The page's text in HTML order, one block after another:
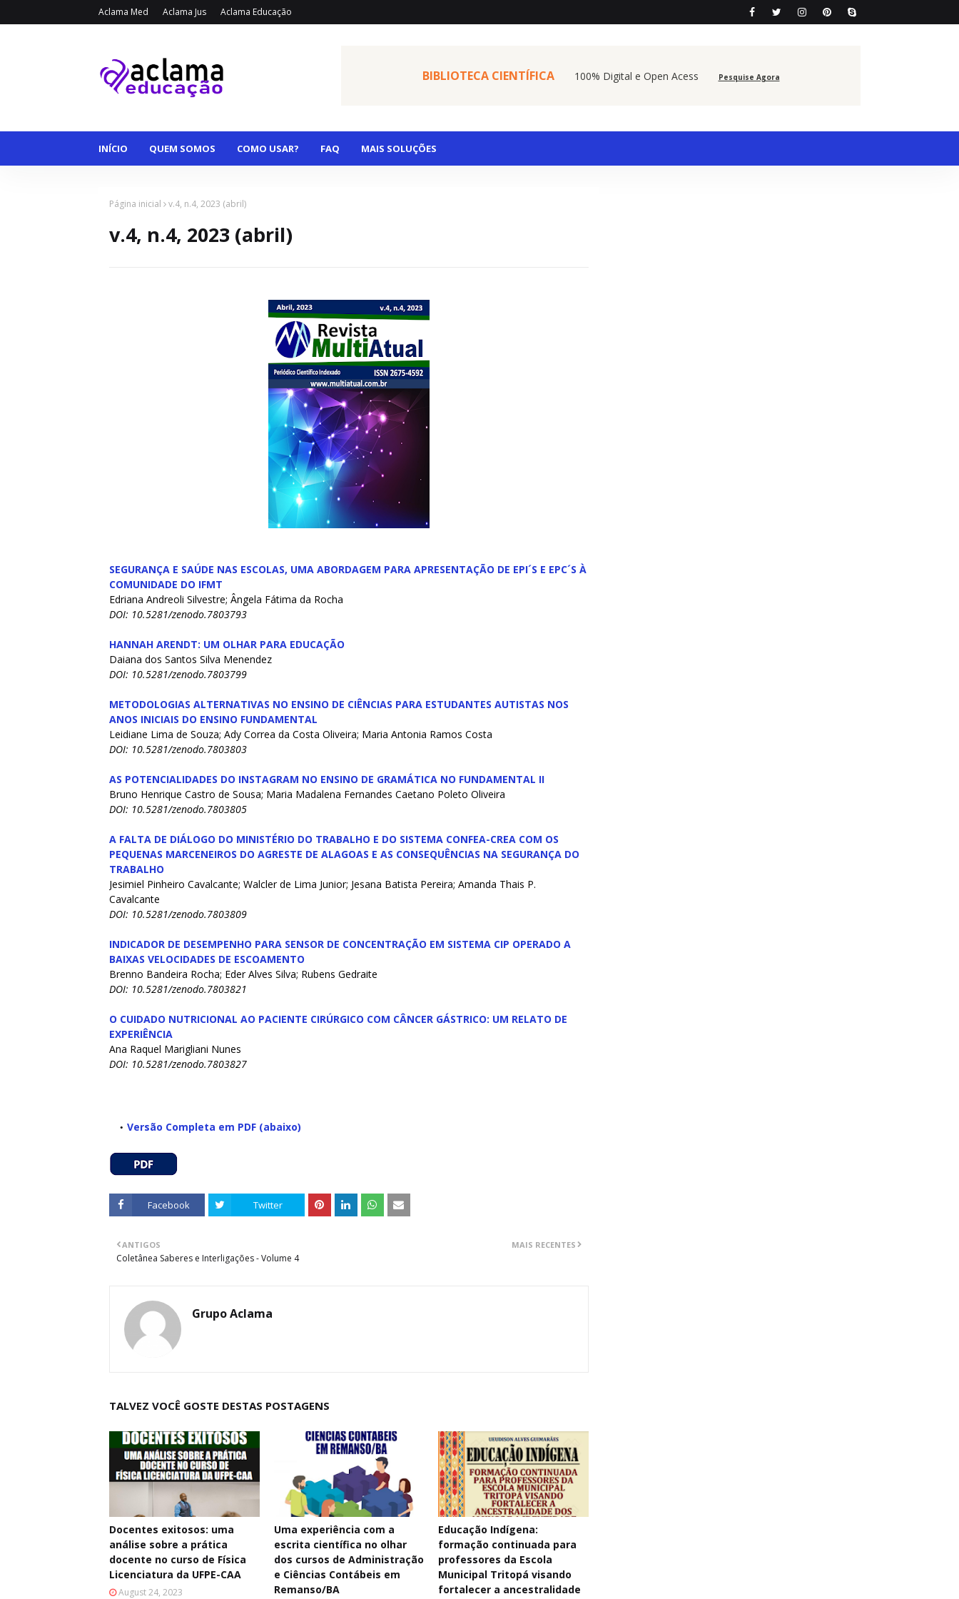
Aclama Med Aclama Jus Aclama Educação
BIBLIOTECA CIENTÍFICA 100% Digital e Open Acess Pesquise Agora
INÍCIO QUEM SOMOS COMO USAR? FAQ MAIS SOLUÇÕES
Página inicial v.4, n.4, 2023 (abril)
v.4, n.4, 2023 (abril)
SEGURANÇA E SAÚDE NAS ESCOLAS, UMA ABORDAGEM PARA APRESENTAÇÃO DE EPI´S E EPC´S À
COMUNIDADE DO IFMT
Edriana Andreoli Silvestre; Ângela Fátima da Rocha
DOI: 10.5281/zenodo.7803793
HANNAH ARENDT: UM OLHAR PARA EDUCAÇÃO
Daiana dos Santos Silva Menendez
DOI: 10.5281/zenodo.7803799
METODOLOGIAS ALTERNATIVAS NO ENSINO DE CIÊNCIAS PARA ESTUDANTES AUTISTAS NOS
ANOS INICIAIS DO ENSINO FUNDAMENTAL
Leidiane Lima de Souza; Ady Correa da Costa Oliveira; Maria Antonia Ramos Costa
DOI: 10.5281/zenodo.7803803
AS POTENCIALIDADES DO INSTAGRAM NO ENSINO DE GRAMÁTICA NO FUNDAMENTAL II
Bruno Henrique Castro de Sousa; Maria Madalena Fernandes Caetano Poleto Oliveira
DOI: 10.5281/zenodo.7803805
A FALTA DE DIÁLOGO DO MINISTÉRIO DO TRABALHO E DO SISTEMA CONFEA-CREA COM OS
PEQUENAS MARCENEIROS DO AGRESTE DE ALAGOAS E AS CONSEQUÊNCIAS NA SEGURANÇA DO
TRABALHO
Jesimiel Pinheiro Cavalcante; Walcler de Lima Junior; Jesana Batista Pereira; Amanda Thais P.
Cavalcante
DOI: 10.5281/zenodo.7803809
INDICADOR DE DESEMPENHO PARA SENSOR DE CONCENTRAÇÃO EM SISTEMA CIP OPERADO A
BAIXAS VELOCIDADES DE ESCOAMENTO
Brenno Bandeira Rocha; Eder Alves Silva; Rubens Gedraite
DOI: 10.5281/zenodo.7803821
O CUIDADO NUTRICIONAL AO PACIENTE CIRÚRGICO COM CÂNCER GÁSTRICO: UM RELATO DE
EXPERIÊNCIA
Ana Raquel Marigliani Nunes
DOI: 10.5281/zenodo.7803827
Versão Completa em PDF (abaixo)
Facebook Twitter
MAIS RECENTES
ANTIGOS
Coletânea Saberes e Interligações - Volume 4
Grupo Aclama
TALVEZ VOCÊ GOSTE DESTAS POSTAGENS
Docentes exitosos: uma
análise sobre a prática
docente no curso de Física
Licenciatura da UFPE-CAA
August 24, 2023
Uma experiência com a
escrita científica no olhar
dos cursos de Administração
e Ciências Contábeis em
Remanso/BA
Educação Indígena:
formação continuada para
professores da Escola
Municipal Tritopá visando
fortalecer a ancestralidade